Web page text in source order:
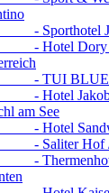
Dory &
BLUE
Jakob
am See
Hof /